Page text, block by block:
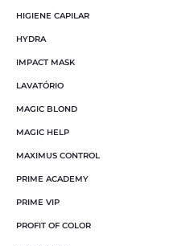
HIGIENE CAPILAR
HYDRA
IMPACT MASK
LAVATÓRIO
MAGIC BLOND
MAGIC HELP
MAXIMUS CONTROL
PRIME ACADEMY
PRIME VIP
PROFIT OF COLOR